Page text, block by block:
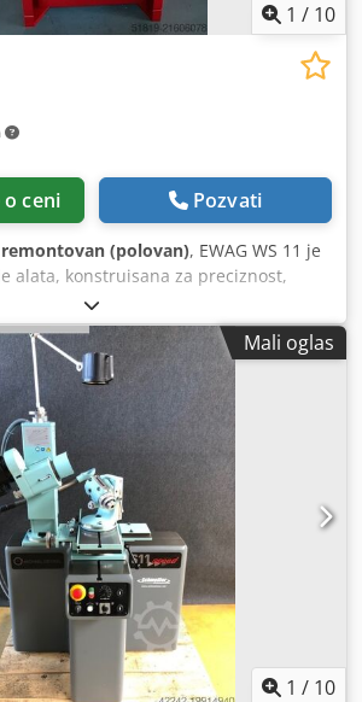
1 / 10
ceni Pozvati
(polovan), EWAG WS 11 je
alata, konstruisana za preciznost,
X/Y/Z 100 mm; brusni točak
+30°; radno vreteno 100–1300 o/min;
100 mm; prihvat kolevki 20 W.
o/min; 380 V, 60 Hz; 0,4 kW;
1000×1000×1800 mm. Oprema: set
držač brusnog točka, lampa,
Omogućava uske tolerancije; Sektori:
avioindustrija, časovničarstvo,
Dsdoyxnz Tspfx Aitjck
Mali oglas
1 / 10